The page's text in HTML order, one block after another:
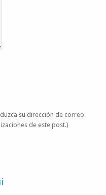
su dirección de correo
de este post.)